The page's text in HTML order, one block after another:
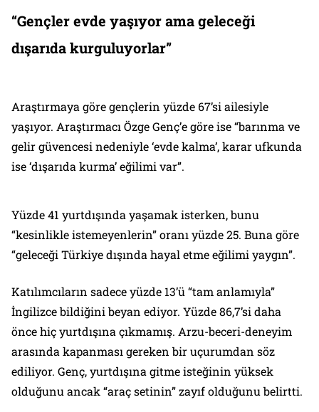
“Gençler evde yaşıyor ama geleceği
dışarıda kurguluyorlar”
Araştırmaya göre gençlerin yüzde 67’si ailesiyle
yaşıyor. Araştırmacı Özge Genç’e göre ise “barınma ve
gelir güvencesi nedeniyle ‘evde kalma’, karar ufkunda
ise ‘dışarıda kurma’ eğilimi var”.
Yüzde 41 yurtdışında yaşamak isterken, bunu
“kesinlikle istemeyenlerin” oranı yüzde 25. Buna göre
“geleceği Türkiye dışında hayal etme eğilimi yaygın”.
Katılımcıların sadece yüzde 13’ü “tam anlamıyla”
İngilizce bildiğini beyan ediyor. Yüzde 86,7’si daha
önce hiç yurtdışına çıkmamış. Arzu-beceri-deneyim
arasında kapanması gereken bir uçurumdan söz
ediliyor. Genç, yurtdışına gitme isteğinin yüksek
olduğunu ancak “araç setinin” zayıf olduğunu belirtti.